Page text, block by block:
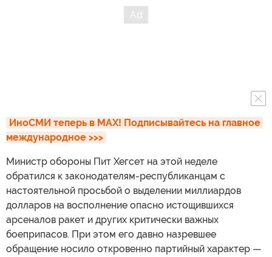
ИноСМИ теперь в MAX! Подписывайтесь на главное
международное >>>
Министр обороны Пит Хегсет на этой неделе
обратился к законодателям-республиканцам с
настоятельной просьбой о выделении миллиардов
долларов на восполнение опасно истощившихся
арсеналов ракет и других критически важных
боеприпасов. При этом его давно назревшее
обращение носило откровенно партийный характер —